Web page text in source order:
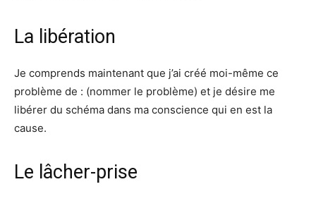
La libération
Je comprends maintenant que j’ai créé moi-même ce
problème de : (nommer le problème) et je désire me
libérer du schéma dans ma conscience qui en est la
cause.
Le lâcher-prise